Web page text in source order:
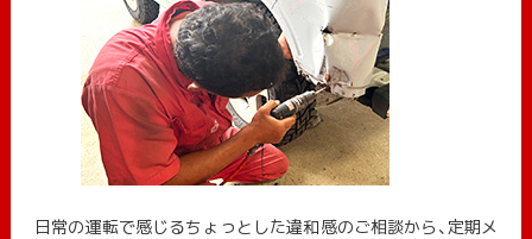
日常の運転で感じるちょっとした違和感のご相談から、定期メ